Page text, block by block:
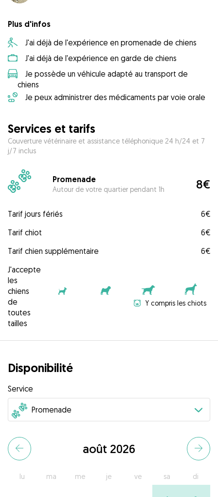
Plus d'infos
J'ai déjà de l'expérience en promenade de chiens
J'ai déjà de l'expérience en garde de chiens
Je possède un véhicule adapté au transport de
chiens
Je peux administrer des médicaments par voie orale
Services et tarifs
Couverture vétérinaire et assistance téléphonique 24 h/24 et 7
j/7 inclus
Promenade
Autour de votre quartier pendant 1h 8€
Tarif jours fériés
6€
Tarif chiot
6€
Tarif chien supplémentaire
6€
J'accepte
les
chiens
de
toutes
tailles
Y compris les chiots
Disponibilité
Service
août 2026
lu ma me je ve sa di